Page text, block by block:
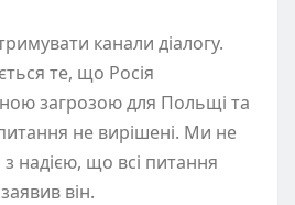
канали діалогу.
те, що Росія
загрозою для Польщі та
не вирішені. Ми не
надією, що всі питання
він.